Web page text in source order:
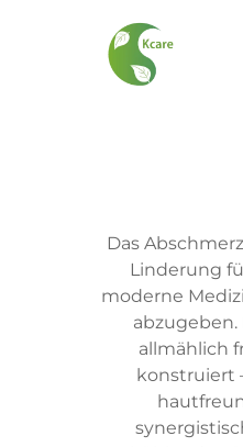
Das
Linderung
moderne
allmählich
konstruiert